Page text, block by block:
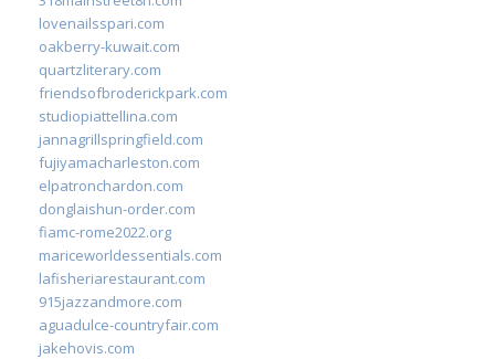
lovenailsspari.com
oakberry-kuwait.com
quartzliterary.com
friendsofbroderickpark.com
studiopiattellina.com
jannagrillspringfield.com
fujiyamacharleston.com
elpatronchardon.com
donglaishun-order.com
fiamc-rome2022.org
mariceworldessentials.com
lafisheriarestaurant.com
915jazzandmore.com
aguadulce-countryfair.com
jakehovis.com